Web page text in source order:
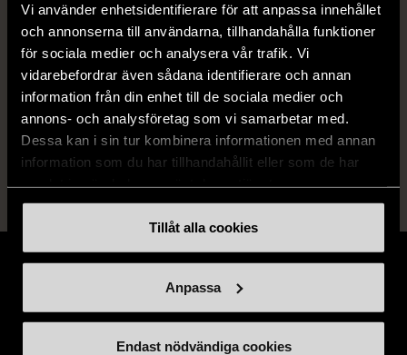
Vi använder enhetsidentifierare för att anpassa innehållet
och annonserna till användarna, tillhandahålla funktioner
för sociala medier och analysera vår trafik. Vi
vidarebefordrar även sådana identifierare och annan
information från din enhet till de sociala medier och
annons- och analysföretag som vi samarbetar med.
Dessa kan i sin tur kombinera informationen med annan
information som du har tillhandahållit eller som de har
Tillåt alla cookies
Anpassa
Endast nödvändiga cookies
Skick Gott skick
Produkten har använts men är av fin
kvalitet, det kan förekomma mindre
förslitningar.
Läs mer om hur vi bedömer